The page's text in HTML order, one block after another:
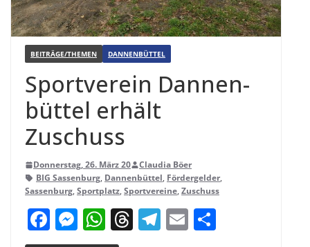
BEITRÄGE/THEMEN DANNENBÜTTEL
Sport­ver­ein Dan­nen­
büt­tel erhält
Zuschuss
Donnerstag, 26. März 20
Claudia Böer
BIG Sassenburg, Dannenbüttel, Fördergelder,
Sassenburg, Sportplatz, Sportvereine, Zuschuss
F M W T T E